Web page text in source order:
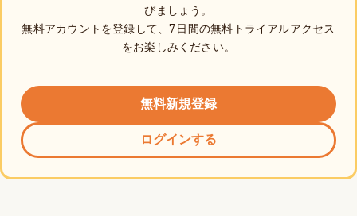
びましょう。
無料アカウントを登録して、7日間の無料トライアルアクセス
をお楽しみください。
無料新規登録
ログインする